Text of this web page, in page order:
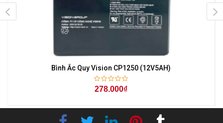
Bình Ắc Quy Vision CP1250 (12V5AH)
278.000₫